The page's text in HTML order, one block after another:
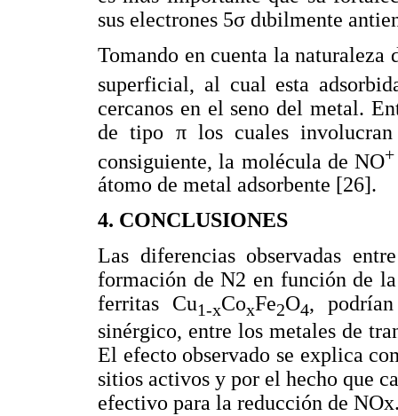
sus electrones 5σ dιbilmente
Tomando en cuenta la
superficial, al cual esta
cercanos en el seno del metal.
de tipo π los cuales
consiguiente, la molécula de NO+
átomo de metal adsorbente [26].
4. CONCLUSIONES
Las diferencias observadas
formación de N2 en función de
ferritas Cu1-xCoxFe2O4,
sinérgico, entre los metales de
El efecto observado se explica
sitios activos y por el hecho que
efectivo para la reducción de